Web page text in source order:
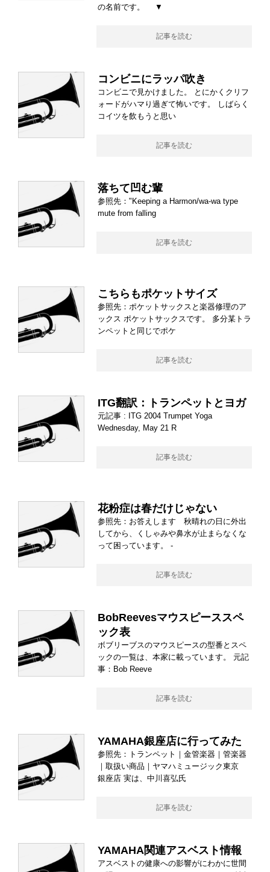
の名前です。 ▼
記事を読む
コンビニにラッパ吹き
コンビニで見かけました。 とにかくクリフ
ォードがハマり過ぎて怖いです。 しばらく
コイツを飲もうと思い
記事を読む
落ちて凹む輩
参照先："Keeping a Harmon/wa-wa type
mute from falling
記事を読む
こちらもポケットサイズ
参照先：ポケットサックスと楽器修理のア
ックス ポケットサックスです。 多分某トラ
ンペットと同じでポケ
記事を読む
ITG翻訳：トランペットとヨガ
元記事 : ITG 2004 Trumpet Yoga
Wednesday, May 21 R
記事を読む
花粉症は春だけじゃない
参照先：お答えします 秋晴れの日に外出
してから、くしゃみや鼻水が止まらなくな
って困っています。 -
記事を読む
BobReevesマウスピーススペ
ック表
ボブリーブスのマウスピースの型番とスペ
ックの一覧は、本家に載っています。 元記
事：Bob Reeve
記事を読む
YAMAHA銀座店に行ってみた
参照先：トランペット｜金管楽器｜管楽器
｜取扱い商品｜ヤマハミュージック東京
銀座店 実は、中川喜弘氏
記事を読む
YAMAHA関連アスベスト情報
アスベストの健康への影響がにわかに世間